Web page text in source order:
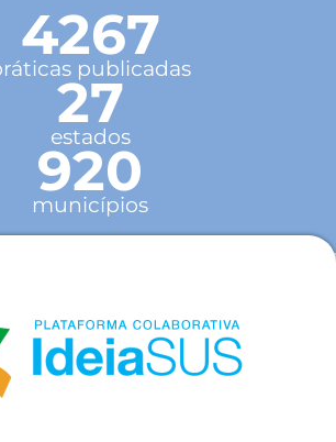
4267
publicadas
27
estados
920
municípios